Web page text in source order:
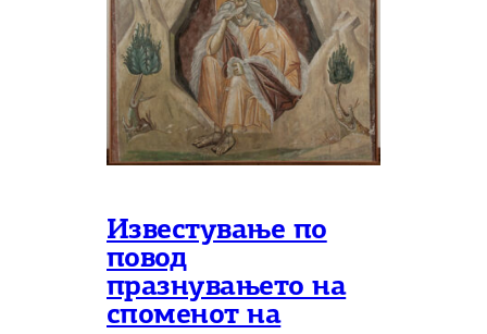
Известување по
повод
празнувањето на
споменот на